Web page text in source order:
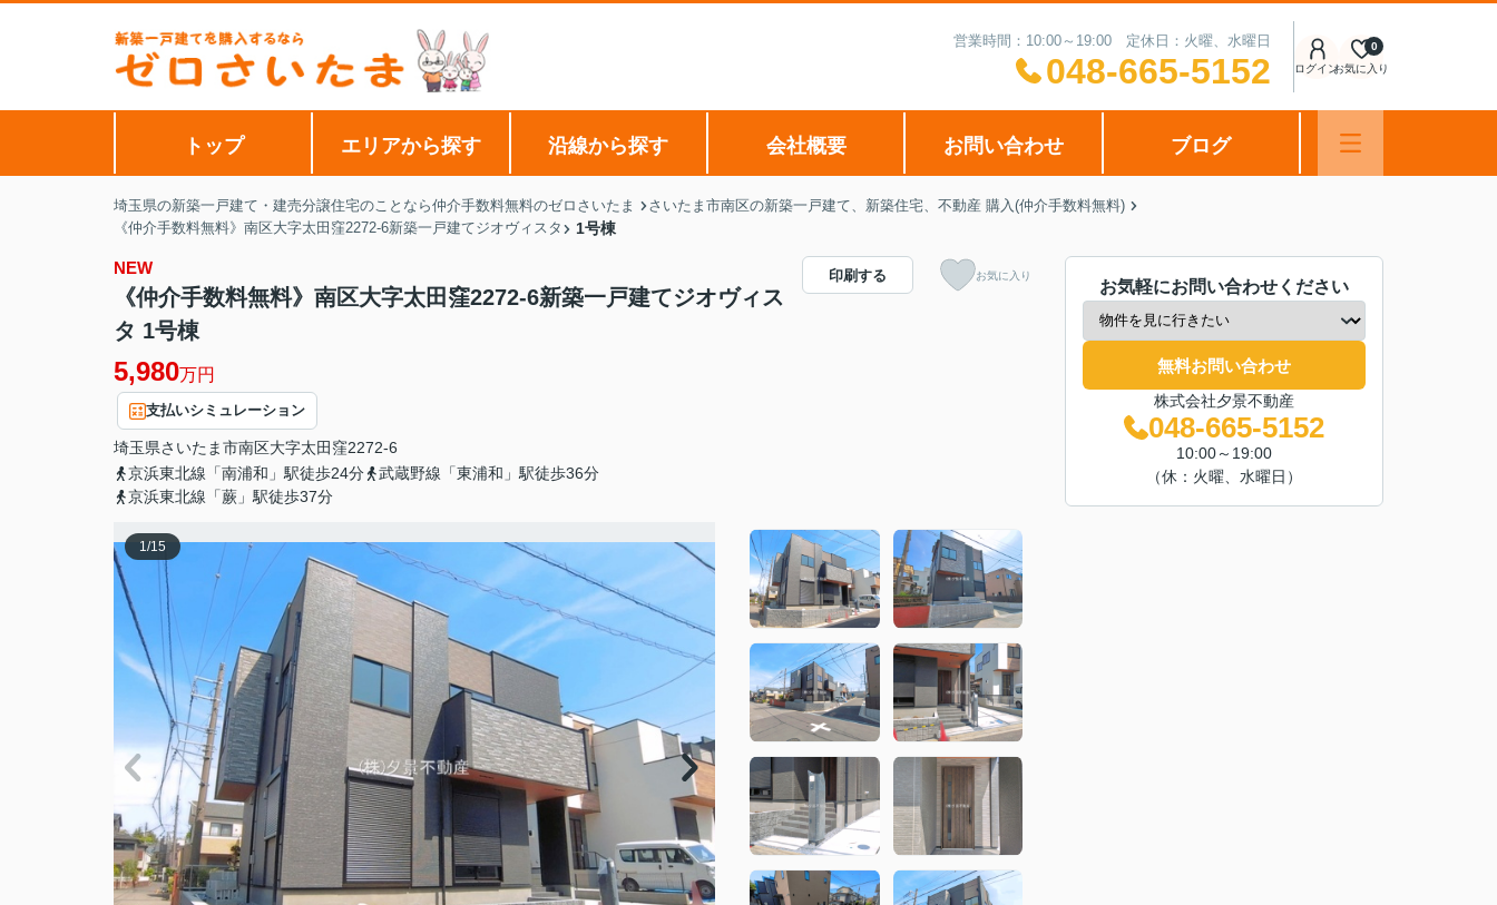
営業時間：10:00～19:00 定休日：火曜、水曜日
048-665-5152 ログインお気に入り
0
トップ エリアから探す 沿線から探す 会社概要 お問い合わせ ブログ
埼玉県の新築一戸建て・建売分譲住宅のことなら仲介手数料無料のゼロさいたま
さいたま市南区の新築一戸建て、新築住宅、不動産 購入(仲介手数料無料)
《仲介手数料無料》南区大字太田窪2272-6新築一戸建てジオヴィスタ
1号棟
NEW
《仲介手数料無料》南区大字太田窪2272-6新築一戸建てジオヴィス
タ 1号棟
5,980万円
支払いシミュレーション
埼玉県さいたま市南区大字太田窪2272-6
京浜東北線「南浦和」駅徒歩24分
武蔵野線「東浦和」駅徒歩36分
京浜東北線「蕨」駅徒歩37分
印刷する お気に入り
1/15
お気軽にお問い合わせください
無料お問い合わせ
株式会社夕景不動産
048-665-5152
10:00～19:00
（休：火曜、水曜日）